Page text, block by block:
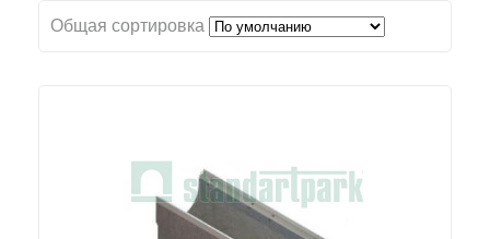
Общая сортировка